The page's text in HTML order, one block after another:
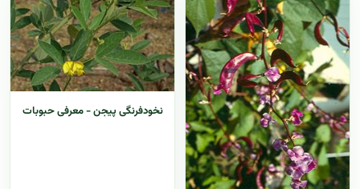
نخودفرنگی پیجن - معرفی حبوبات